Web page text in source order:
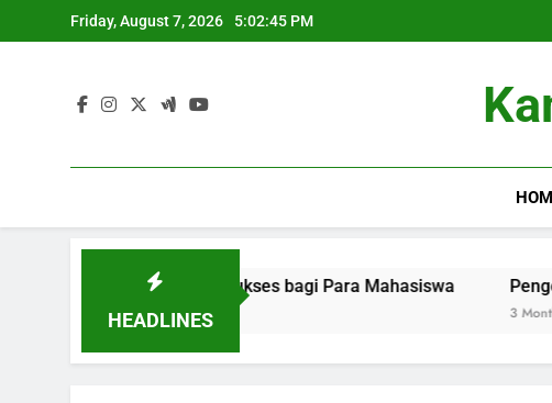
to
Friday, August 7, 2026 5:02:45 PM
HEADLINES
Strategi Sukses bagi Para Mahasiswa
3 Months Ago